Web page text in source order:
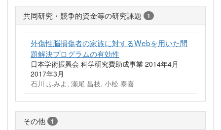
共同研究・競争的資金等の研究課題 1
外傷性脳損傷者の家族に対するWebを用いた問
題解決プログラムの有効性
日本学術振興会 科学研究費助成事業 2014年4月 -
2017年3月
石川 ふみよ, 瀬尾 昌枝, 小松 泰喜
その他 1